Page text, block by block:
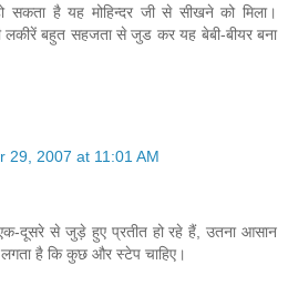
सकता है यह मोहिन्दर जी से सीखने को मिला।
लकीरें बहुत सहजता से जुड कर यह बेबी-बीयर बना
29, 2007 at 11:01 AM
दूसरे से जुड़े हुए प्रतीत हो रहे हैं, उतना आसान
लगता है कि कुछ और स्टेप चाहिए।